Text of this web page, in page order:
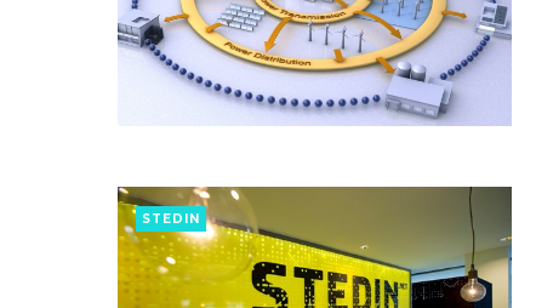
STEDIN